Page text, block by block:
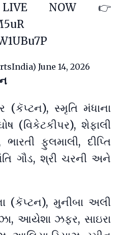
NOW 👉
June 14, 2026
(કૅપ્ટન), સ્મૃતિ મંધાના
(વિકેટકીપર), શેફાલી
ભારતી ફુલમાલી, દીપ્તિ
ગૌડ, શ્રી ચરની અને
(કૅપ્ટન), મુનીબા અલી
આયેશા ઝફર, સાઇરા